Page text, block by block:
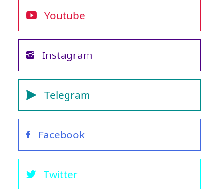
Youtube
Instagram
Telegram
Facebook
Twitter